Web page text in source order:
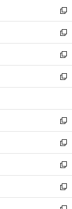
く
で
開
く
ド
ウ
で
開
く
ィ
ン
ド
ウ
で
開
く
い
ウ
ィ
ン
ド
ウ
で
開
新
し
い
ウ
ィ
ン
ド
ウ
開
く
新
し
い
ウ
ィ
ン
ウ
で
開
く
新
し
い
ウ
ン
ド
ウ
で
開
く
新
し
ウ
ィ
ン
ド
ウ
で
開
く
新
し
い
ウ
ィ
ン
ド
ウ
新
し
い
ウ
ィ
ン
新
し
い
ウ
新
し